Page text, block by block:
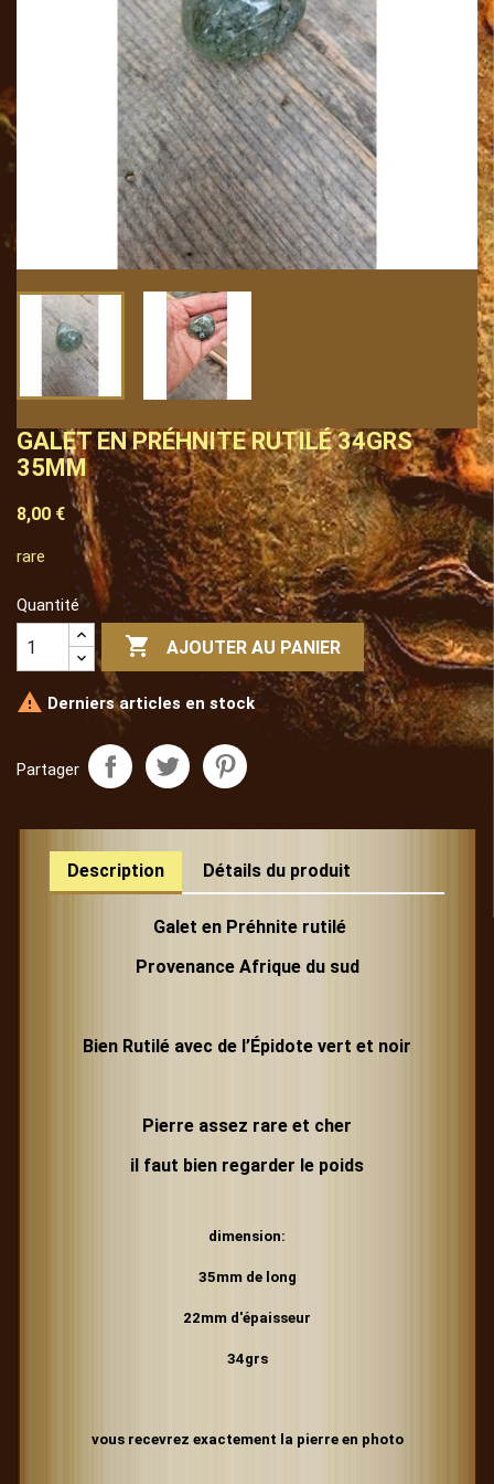
GALET EN PRÉHNITE RUTILÉ 34GRS
35MM
8,00 €
rare
Quantité
 AJOUTER AU PANIER
 Derniers articles en stock
Partager
Description Détails du produit
Galet en Préhnite rutilé
Provenance Afrique du sud
Bien Rutilé avec de l’Épidote vert et noir
Pierre assez rare et cher
il faut bien regarder le poids
dimension:
35mm de long
22mm d'épaisseur
34grs
vous recevrez exactement la pierre en photo